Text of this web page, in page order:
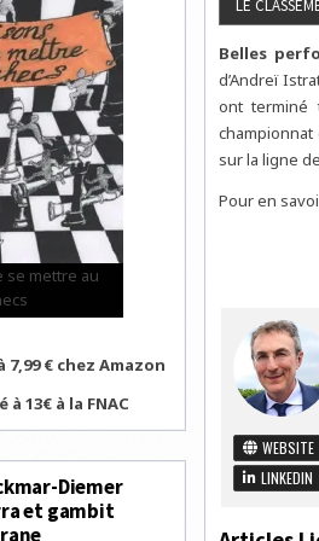
Belles
d’Andreï
ont terminé
championnat
sur la ligne
Pour en
WEBSITE
LINKEDIN
se mettre au
€ chez Amazon
13€ à la FNAC
Diemer
et gambit